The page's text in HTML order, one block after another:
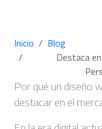
Inicio
Blog
Destaca
Por qué un diseño
destacar en el